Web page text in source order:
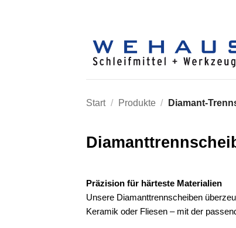
Start / Produkte / Diamant-
Präzision für härteste Materialien
Unsere Diamanttrennscheiben
Keramik oder Fliesen – mit der